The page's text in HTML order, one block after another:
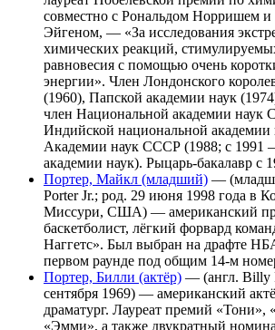
совместно с Рональдом Норришем
Эйгеном, — «За исследования
химических реакций,
равновесия с помощью очень
энергии». Член Лондонского
(1960), Папской академии наук
член Национальной академии
Индийской национальной академии
Академии наук СССР (1988; с 1991
академии наук). Рыцарь-бакалавр с
Портер, Майкл (младший) —
Porter Jr.; род. 29 июня 1998 года в
Миссури, США) — американский
баскетболист, лёгкий форвард
Наггетс». Был выбран на драфте
первом раунде под общим 14-м
Портер, Билли (актёр) — (англ. Billy
сентября 1969) — американский
драматург. Лауреат премий «Тони»,
«Эмми», а также двукратный